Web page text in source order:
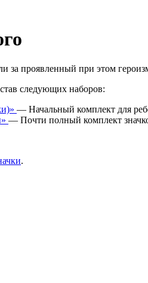
за проявленный при этом
следующих наборов:
— Начальный комплект для
— Почти полный комплект
.